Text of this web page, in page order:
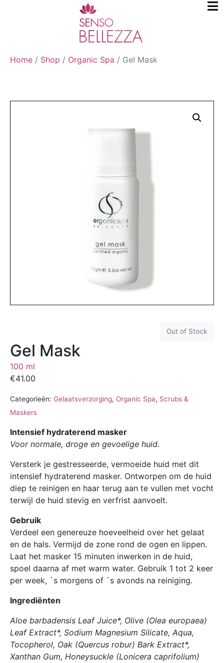
Home / Shop / Organic Spa / Gel Mask
Out of Stock
Gel Mask
100 ml
€41.00
Categorieën: Gelaatsverzorging, Organic Spa, Scrubs &
Maskers
Intensief hydraterend masker
Voor normale, droge en gevoelige huid.
Versterk je gestresseerde, vermoeide huid met dit
intensief hydraterend masker. Ontworpen om de huid
diep te reinigen en haar terug aan te vullen met vocht
terwijl de huid stevig en verfrist aanvoelt.
Gebruik
Verdeel een genereuze hoeveelheid over het gelaat
en de hals. Vermijd de zone rond de ogen en lippen.
Laat het masker 15 minuten inwerken in de huid,
spoel daarna af met warm water. Gebruik 1 tot 2 keer
per week, `s morgens of `s avonds na reiniging.
Ingrediënten
Aloe barbadensis Leaf Juice*, Olive (Olea europaea)
Leaf Extract*, Sodium Magnesium Silicate, Aqua,
Tocopherol, Oak (Quercus robur) Bark Extract*,
Xanthan Gum, Honeysuckle (Lonicera caprifolium)